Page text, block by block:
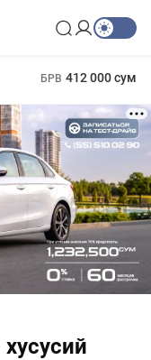
БРВ 412 000 сум